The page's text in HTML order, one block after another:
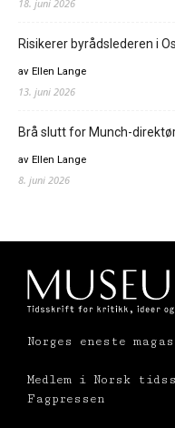
18. juni 2026
Risikerer byrådslederen i
av Ellen Lange
13. juni 2026
Brå slutt for Munch-
av Ellen Lange
8. juni 2026
Norges eneste
Medlem i Norsk
Fagpressen